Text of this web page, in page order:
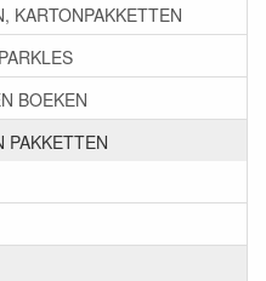
KARTONPAKKETTEN
BOEKEN
PAKKETTEN